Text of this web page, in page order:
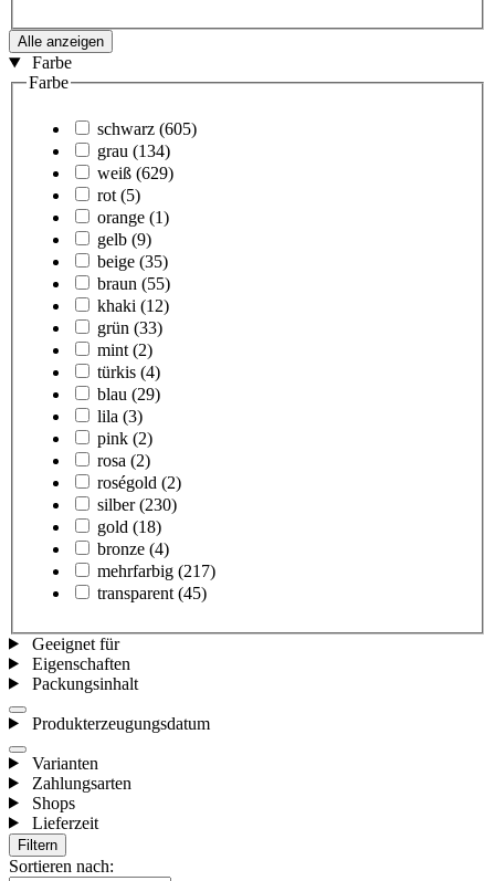
Alle anzeigen
Farbe
Farbe
schwarz (605)
grau (134)
weiß (629)
rot (5)
orange (1)
gelb (9)
beige (35)
braun (55)
khaki (12)
grün (33)
mint (2)
türkis (4)
blau (29)
lila (3)
pink (2)
rosa (2)
roségold (2)
silber (230)
gold (18)
bronze (4)
mehrfarbig (217)
transparent (45)
Geeignet für
Eigenschaften
Packungsinhalt
Produkterzeugungsdatum
Varianten
Zahlungsarten
Shops
Lieferzeit
Filtern
Sortieren nach: